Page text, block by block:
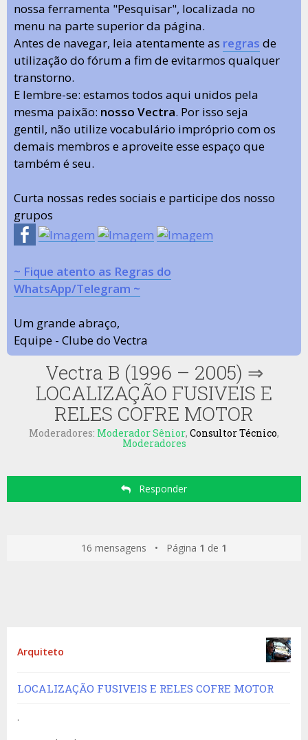
nossa ferramenta "Pesquisar", localizada no
menu na parte superior da página.
Antes de navegar, leia atentamente as regras de
utilização do fórum a fim de evitarmos qualquer
transtorno.
E lembre-se: estamos todos aqui unidos pela
mesma paixão: nosso Vectra. Por isso seja
gentil, não utilize vocabulário impróprio com os
demais membros e aproveite esse espaço que
também é seu.
Curta nossas redes sociais e participe dos nosso
grupos
~ Fique atento as Regras do
WhatsApp/Telegram ~
Um grande abraço,
Equipe - Clube do Vectra
Vectra B (1996 – 2005) ⇒
LOCALIZAÇÃO FUSIVEIS E
RELES COFRE MOTOR
Moderadores: Moderador Sênior, Consultor Técnico,
Moderadores
Responder
16 mensagens • Página 1 de 1
Arquiteto
LOCALIZAÇÃO FUSIVEIS E RELES COFRE MOTOR
.